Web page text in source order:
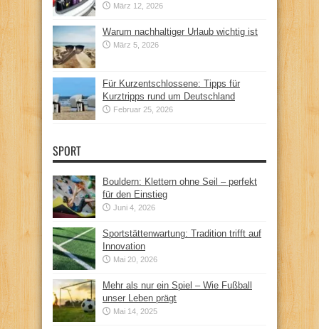
März 12, 2026
Warum nachhaltiger Urlaub wichtig ist
März 5, 2026
Für Kurzentschlossene: Tipps für
Kurztripps rund um Deutschland
Februar 25, 2026
SPORT
Bouldern: Klettern ohne Seil – perfekt
für den Einstieg
Juni 4, 2026
Sportstättenwartung: Tradition trifft auf
Innovation
Mai 20, 2026
Mehr als nur ein Spiel – Wie Fußball
unser Leben prägt
Mai 14, 2025